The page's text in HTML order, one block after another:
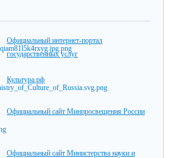
Официальный интернет-портал
государственных услуг
Культура.рф
Официальный сайт Минпросвещения России
Официальный сайт Министерства науки и